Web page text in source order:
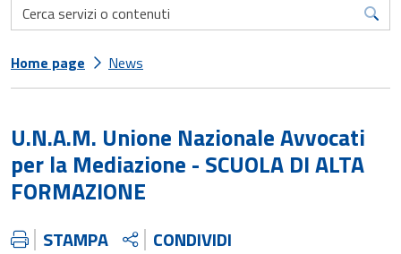
Home page News
U.N.A.M. Unione Nazionale Avvocati
per la Mediazione - SCUOLA DI ALTA
FORMAZIONE
STAMPA CONDIVIDI